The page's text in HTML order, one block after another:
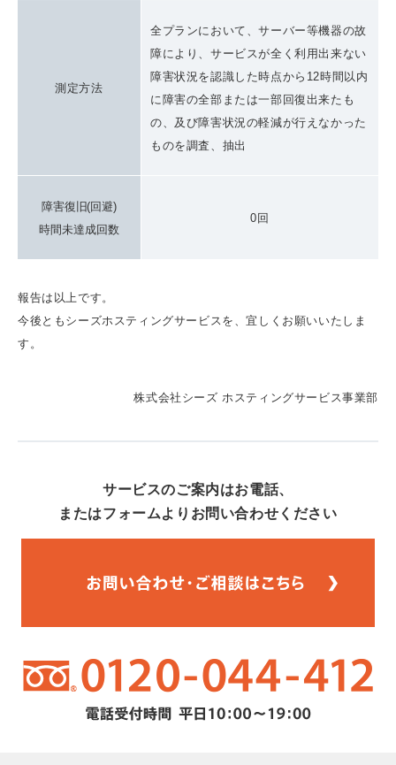
測定方法
全プランにおいて、サーバー等機器の故
障により、サービスが全く利用出来ない
障害状況を認識した時点から12時間以内
に障害の全部または一部回復出来たも
の、及び障害状況の軽減が行えなかった
ものを調査、抽出
障害復旧(回避)
時間未達成回数
0回
報告は以上です。
今後ともシーズホスティングサービスを、宜しくお願いいたしま
す。
株式会社シーズ ホスティングサービス事業部
サービスのご案内はお電話、
またはフォームよりお問い合わせください